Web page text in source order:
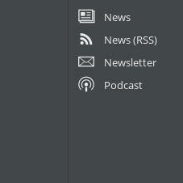
News
News (RSS)
Newsletter
Podcast